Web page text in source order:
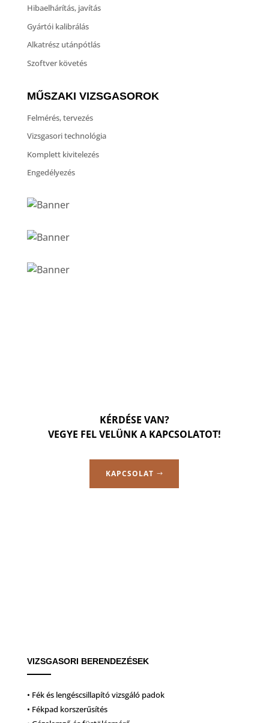
Hibaelhárítás, javítás
Gyártói kalibrálás
Alkatrész utánpótlás
Szoftver követés
MŰSZAKI VIZSGASOROK
Felmérés, tervezés
Vizsgasori technológia
Komplett kivitelezés
Engedélyezés
KÉRDÉSE VAN?
VEGYE FEL VELÜNK A KAPCSOLATOT!
KAPCSOLAT
VIZSGASORI BERENDEZÉSEK
• Fék és lengéscsillapító vizsgáló padok
• Fékpad korszerűsítés